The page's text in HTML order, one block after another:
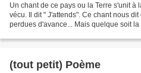
Un chant de ce pays ou la Terre s'unit à
vécu. Il dit " J'attends". Ce chant nous
perdues d'avance... Mais quelque soit
(tout petit) Poème